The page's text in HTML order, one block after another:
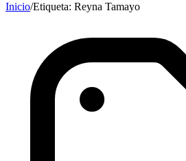
Inicio/Etiqueta: Reyna Tamayo